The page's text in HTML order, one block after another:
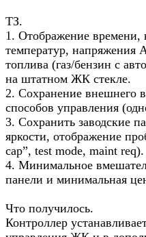
ТЗ.
1. Отображение времени,
температур, напряжения
топлива (газ/бензин с
на штатном ЖК стекле.
2. Сохранение внешнего
способов управления
3. Сохранить заводские
яркости, отображение
cap”, test mode, maint req).
4. Минимальное
панели и минимальная
Что получилось.
Контроллер